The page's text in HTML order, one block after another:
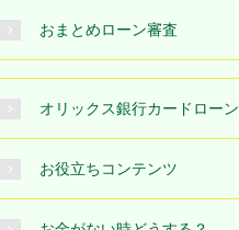
おまとめローン審査
オリックス銀行カードローン
お役立ちコンテンツ